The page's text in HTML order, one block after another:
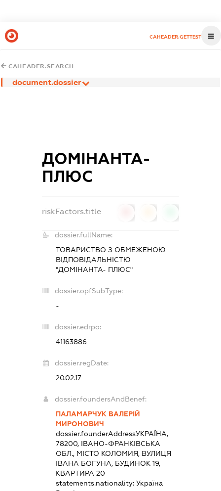
CAHEADER.GETTEST
CAHEADER.SEARCH
document.dossier
ДОМІНАНТА-
ПЛЮС
riskFactors.title
dossier.fullName:
ТОВАРИСТВО З ОБМЕЖЕНОЮ
ВІДПОВІДАЛЬНІСТЮ
"ДОМІНАНТА- ПЛЮС"
dossier.opfSubType:
-
dossier.edrpo:
41163886
dossier.regDate:
20.02.17
dossier.foundersAndBenef:
ПАЛАМАРЧУК ВАЛЕРІЙ
МИРОНОВИЧ
dossier.founderAddressУКРАЇНА,
78200, ІВАНО-ФРАНКІВСЬКА
ОБЛ., МІСТО КОЛОМИЯ, ВУЛИЦЯ
ІВАНА БОГУНА, БУДИНОК 19,
КВАРТИРА 20
statements.nationality:Україна